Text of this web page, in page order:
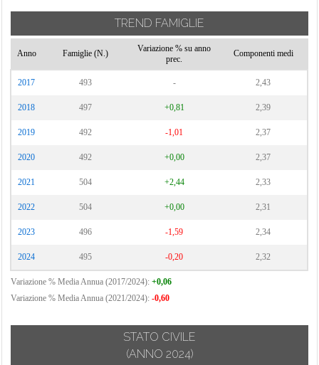
TREND FAMIGLIE
Anno Famiglie (N.)
Variazione % su anno
prec.
Componenti medi
2017 493 - 2,43
2018 497 +0,81 2,39
2019 492 -1,01 2,37
2020 492 +0,00 2,37
2021 504 +2,44 2,33
2022 504 +0,00 2,31
2023 496 -1,59 2,34
2024 495 -0,20 2,32
Variazione % Media Annua (2017/2024): +0,06
Variazione % Media Annua (2021/2024): -0,60
STATO CIVILE
(ANNO 2024)